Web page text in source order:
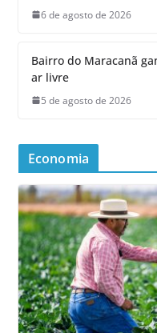
6 de agosto de 2026
Bairro do Maracanã
ar livre
5 de agosto de 2026
Economia